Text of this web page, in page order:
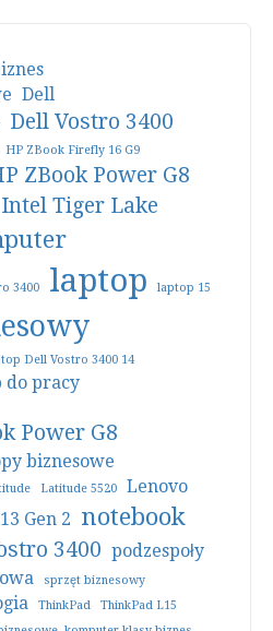
Dell
Dell Vostro 3400
HP ZBook Firefly 16 G9
ZBook Power G8
Intel Tiger Lake
3400 laptop laptop 15
Dell Vostro 3400 14
do pracy
Power G8
biznesowe
Latitude 5520
Lenovo
Gen 2 notebook
3400 podzespoły
sprzęt biznesowy
ThinkPad ThinkPad L15